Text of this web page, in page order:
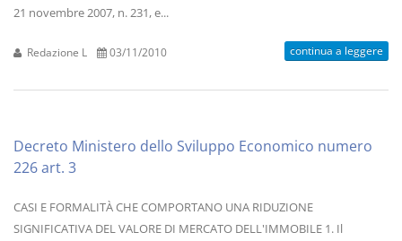
21 novembre 2007, n. 231, e...
Redazione L 03/11/2010 continua a leggere
Decreto Ministero dello Sviluppo Economico numero
226 art. 3
CASI E FORMALITÀ CHE COMPORTANO UNA RIDUZIONE
SIGNIFICATIVA DEL VALORE DI MERCATO DELL'IMMOBILE 1. Il